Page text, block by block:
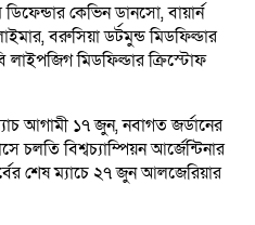
কেভিন ডানসো, বায়ার্ন
বরুসিয়া ডর্টমুন্ড মিডফিল্ডার
লাইপজিগ মিডফিল্ডার ক্রিস্টোফ
আগামী ১৭ জুন, নবাগত জর্ডানের
চলতি বিশ্বচ্যাম্পিয়ন আর্জেন্টিনার
শেষ ম্যাচে ২৭ জুন আলজেরিয়ার